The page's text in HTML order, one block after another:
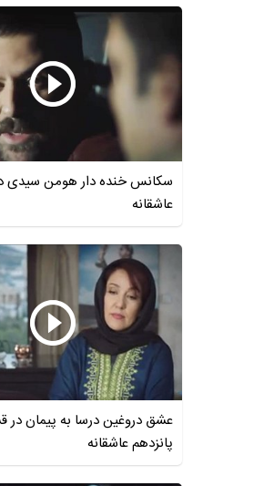
سکانس خنده دار هومن سیدی
عاشقانه
عشق دروغین درسا به پیمان
پانزدهم عاشقانه